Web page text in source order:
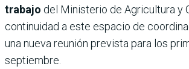
trabajo del Ministerio de Agricultura y
continuidad a este espacio de
una nueva reunión prevista para los
septiembre.